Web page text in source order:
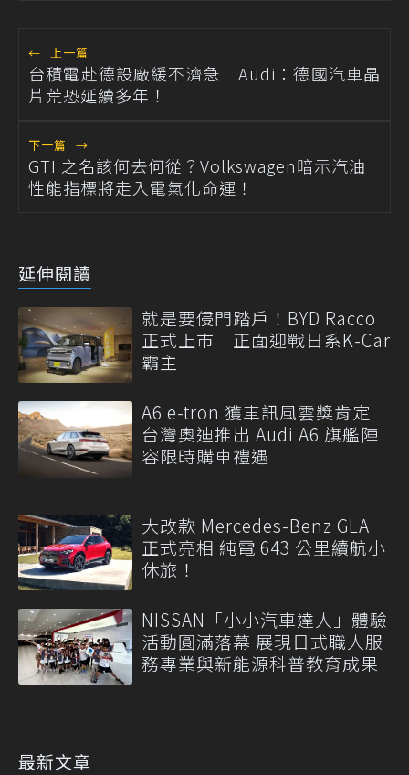
← 上一篇
台積電赴德設廠緩不濟急 Audi：德國汽車晶
片荒恐延續多年！
下一篇 →
GTI 之名該何去何從？Volkswagen暗示汽油
性能指標將走入電氣化命運！
延伸閱讀
就是要侵門踏戶！BYD Racco
正式上市 正面迎戰日系K-Car
霸主
A6 e-tron 獲車訊風雲獎肯定
台灣奧迪推出 Audi A6 旗艦陣
容限時購車禮遇
大改款 Mercedes-Benz GLA
正式亮相 純電 643 公里續航小
休旅！
NISSAN「小小汽車達人」體驗
活動圓滿落幕 展現日式職人服
務專業與新能源科普教育成果
最新文章